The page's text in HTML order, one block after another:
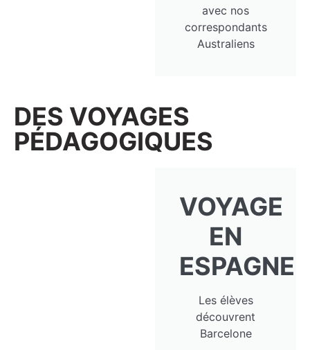
avec nos
correspondants
Australiens
DES VOYAGES
PÉDAGOGIQUES
VOYAGE
EN
ESPAGNE
Les élèves
découvrent
Barcelone